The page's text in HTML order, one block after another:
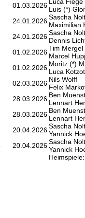
01.03.2026 Luis (*)
24.01.2026 Sascha
Maximilian
24.01.2026 Sascha
Dennis
01.02.2026 Tim Mergel
Marcel
01.02.2026 Moritz (*)
Luca Kotzot
02.03.2026 Nils Wolff
Felix
28.03.2026 Ben
Lennart
28.03.2026 Ben
Lennart
20.04.2026 Sascha
Yannick
20.04.2026 Sascha
Yannick